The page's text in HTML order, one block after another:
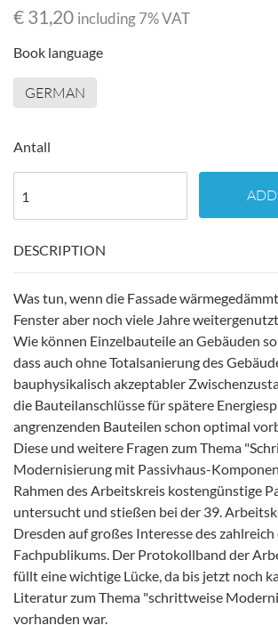
€ 31,20 including 7% VAT
Book language
GERMAN
Antall
DESCRIPTION
Was tun, wenn die Fassade
Fenster aber noch viele Jahre
Wie können Einzelbauteile an Gebäuden
dass auch ohne Totalsanierung des
bauphysikalisch akzeptabler
die Bauteilanschlüsse für spätere
angrenzenden Bauteilen schon optimal
Diese und weitere Fragen zum Thema
Modernisierung mit Passivhaus-
Rahmen des Arbeitskreis kostengünstige
untersucht und stießen bei der 39.
Dresden auf großes Interesse des zahlreich
Fachpublikums. Der Protokollband der
füllt eine wichtige Lücke, da bis jetzt noch
Literatur zum Thema "schrittweise
vorhanden war.